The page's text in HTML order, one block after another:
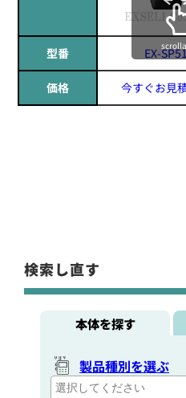
型番 EX-
価格 今すぐお見
検索し直す
本体を探す
製品種別を選ぶ